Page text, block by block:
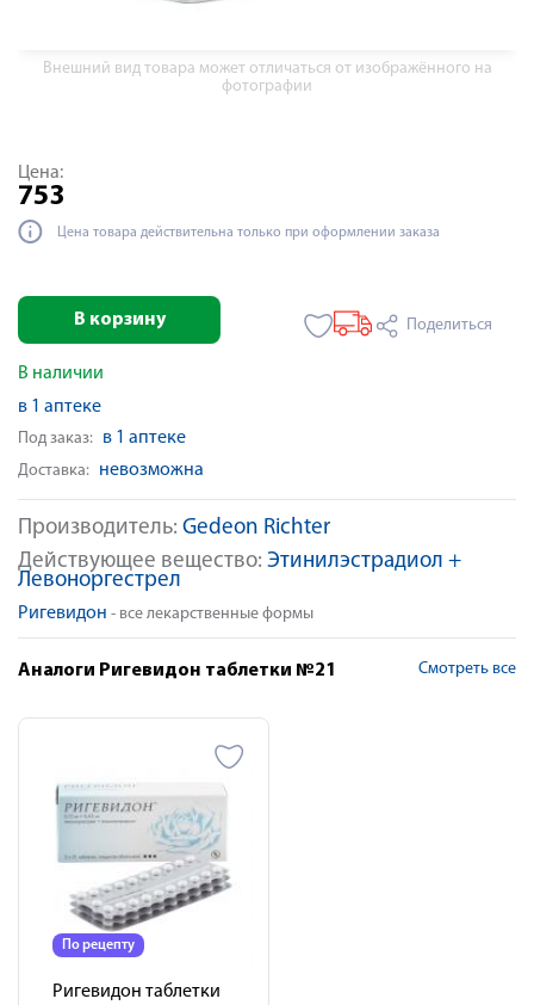
Внешний вид товара может отличаться от изображённого на
фотографии
Производитель: Gedeon Richter
Действующее вещество: Этинилэстрадиол +
Левоноргестрел
Ригевидон - все лекарственные формы
Цена:
753
Цена товара действительна только при оформлении заказа
В корзину Поделиться
В наличии
в 1 аптеке
Под заказ: в 1 аптеке
Доставка: невозможна
Аналоги Ригевидон таблетки №21 Смотреть все
По рецепту
Ригевидон таблетки